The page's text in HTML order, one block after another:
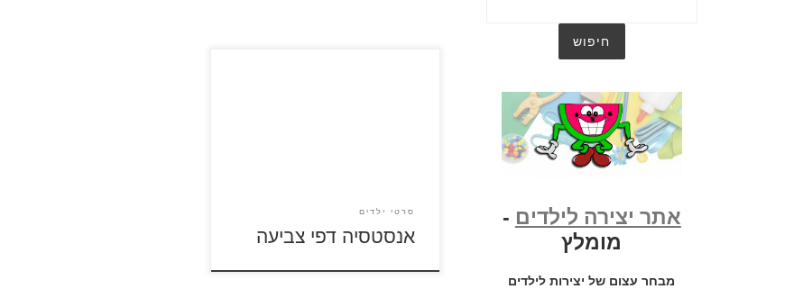
סרטי ילדים
אנסטסיה דפי צביעה
אתר יצירה לילדים -
מומלץ
מבחר עצום של יצירות לילדים